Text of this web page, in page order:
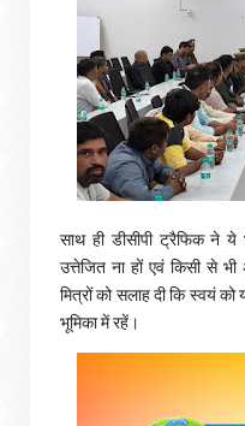
साथ ही डीसीपी ट्रैफिक ने ये
उत्तेजित ना हों एवं किसी से
मित्रों को सलाह दी कि स्वयं को
भूमिका में रहें।